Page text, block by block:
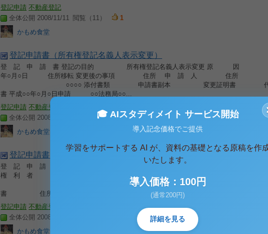
登記申請 不動産登記
全体公開 2008/11/11 閲覧（11）
1
かもめ食堂
登記申請書（所有権登記名義人表示変更）
登 記 申 請 書 登記の目的 所有権登記名義人表示変更 原 因
年○月○日 住所移転 変更後の事項 住所 申 請 人 住所
○○○○ 添付書類 申請書副本 変更証明書 代理
書 平成○○年○月○日申請 ○○法務局○○...
登記申請 不動産登記
全体公開 2008/11/11
閲覧（4）
かもめ食堂
登記申請書（所有権移転）
登 記 申 請 書 登記の目的 所有権移転 原 因 平成○○年○月○
権 利 者 住所 ○○○○ 義 務 者 住所
○○○○ 添付書類 原因証書 登記済書 印鑑
書 住所証明書 代理権限...
登記申請 不動産登記
全体公開 2008/11/11
かもめ食堂
🎓 AIスタディメイト サービス開始
導入記念価格でご提供
学習をサポートする AI が、資料の基礎となる原稿を作
いたします。
導入価格：100円
(通常200円)
詳細を見る